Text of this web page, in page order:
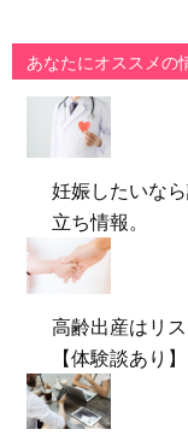
あなたにオススメの
妊娠したいな
立ち情報。
高齢出産はリ
【体験談あり】